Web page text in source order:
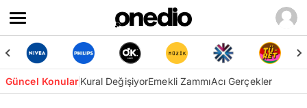
Güncel KonularKural DeğişiyorEmekli ZammıAcı Gerçekler